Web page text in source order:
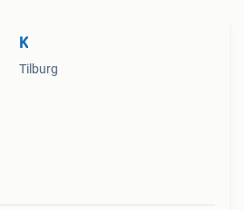
K
Tilburg